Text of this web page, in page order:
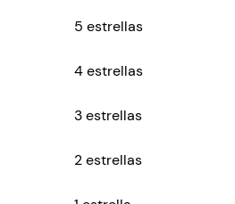
5 estrellas
4 estrellas
3 estrellas
2 estrellas